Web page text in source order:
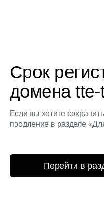
Срок
домена tte-
Если вы хотите
продление в разделе
Перейти в